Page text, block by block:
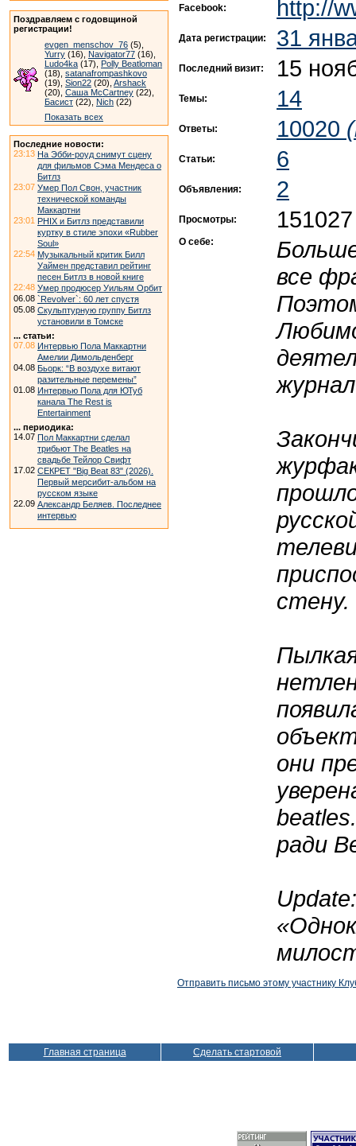
Поздравляем с годовщиной
регистрации!
evgen_menschov_76 (5),
Yurry (16), Navigator77 (16),
Ludo4ka (17), Polly Beatloman
(18), satanafrompashkovo
(19), Sion22 (20), Arshack
(20), Саша McCartney (22),
Басист (22), Nich (22)
Показать всех
Последние новости:
23:13 На Эбби-роуд снимут сцену
для фильмов Сэма Мендеса о
Битлз
23:07 Умер Пол Свон, участник
технической команды
Маккартни
23:01 PHIX и Битлз представили
куртку в стиле эпохи «Rubber
Soul»
22:54 Музыкальный критик Билл
Уаймен представил рейтинг
песен Битлз в новой книге
22:48 Умер продюсер Уильям Орбит
06.08 `Revolver`: 60 лет спустя
05.08 Скульптурную группу Битлз
установили в Томске
... статьи:
07.08 Интервью Пола Маккартни
Амелии Димольденберг
04.08 Бьорк: “В воздухе витают
разительные перемены”
01.08 Интервью Пола для ЮТуб
канала The Rest is
Entertainment
... периодика:
14.07 Пол Маккартни сделал
трибьют The Beatles на
свадьбе Тейлор Свифт
17.02 СЕКРЕТ "Big Beat 83" (2026).
Первый мерсибит-альбом на
русском языке
22.09 Александр Беляев. Последнее
интервью
Facebook: http://
Дата регистрации: 31
Последний визит: 15
Темы: 14
Ответы: 10020
Статьи: 6
Объявления: 2
Просмотры: 151027
О себе:
все
стену.
они
ради
Отправить письмо этому участнику
Главная страница Сделать стартовой